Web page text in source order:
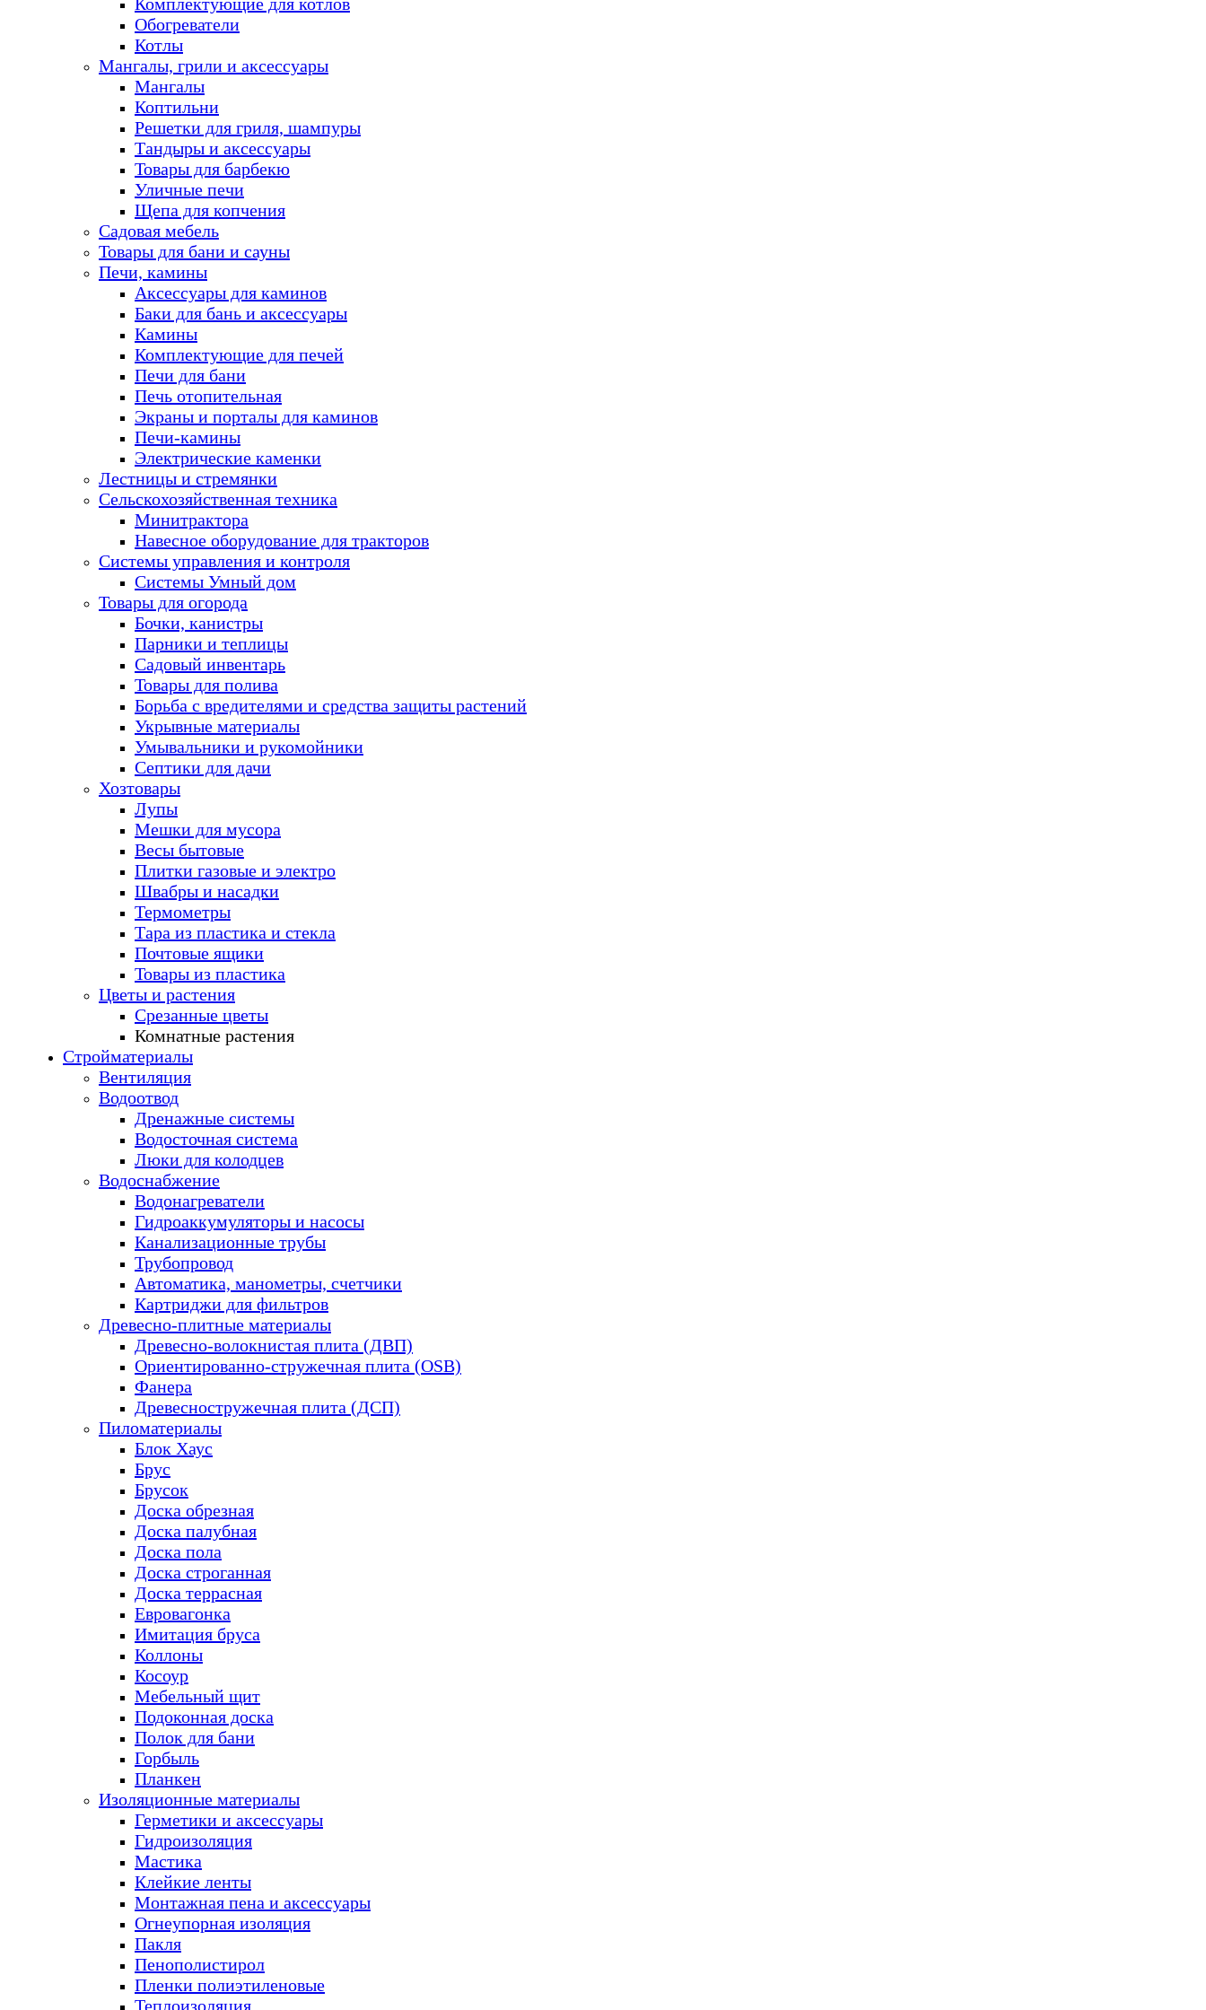
Обогреватели
Котлы
Мангалы, грили и аксессуары
Мангалы
Коптильни
Решетки для гриля, шампуры
Тандыры и аксессуары
Товары для барбекю
Уличные печи
Щепа для копчения
Садовая мебель
Товары для бани и сауны
Печи, камины
Аксессуары для каминов
Баки для бань и аксессуары
Камины
Комплектующие для печей
Печи для бани
Печь отопительная
Экраны и порталы для каминов
Печи-камины
Электрические каменки
Лестницы и стремянки
Сельскохозяйственная техника
Минитрактора
Навесное оборудование для тракторов
Системы управления и контроля
Системы Умный дом
Товары для огорода
Бочки, канистры
Парники и теплицы
Садовый инвентарь
Товары для полива
Борьба с вредителями и средства защиты растений
Укрывные материалы
Умывальники и рукомойники
Септики для дачи
Хозтовары
Лупы
Мешки для мусора
Весы бытовые
Плитки газовые и электро
Швабры и насадки
Термометры
Тара из пластика и стекла
Почтовые ящики
Товары из пластика
Цветы и растения
Срезанные цветы
Комнатные растения
Стройматериалы
Вентиляция
Водоотвод
Дренажные системы
Водосточная система
Люки для колодцев
Водоснабжение
Водонагреватели
Гидроаккумуляторы и насосы
Канализационные трубы
Трубопровод
Автоматика, манометры, счетчики
Картриджи для фильтров
Древесно-плитные материалы
Древесно-волокнистая плита (ДВП)
Ориентированно-стружечная плита (OSB)
Фанера
Древесностружечная плита (ДСП)
Пиломатериалы
Блок Хаус
Брус
Брусок
Доска обрезная
Доска палубная
Доска пола
Доска строганная
Доска террасная
Евровагонка
Имитация бруса
Коллоны
Косоур
Мебельный щит
Подоконная доска
Полок для бани
Горбыль
Планкен
Изоляционные материалы
Герметики и аксессуары
Гидроизоляция
Мастика
Клейкие ленты
Монтажная пена и аксессуары
Огнеупорная изоляция
Пакля
Пенополистирол
Пленки полиэтиленовые
Теплоизоляция